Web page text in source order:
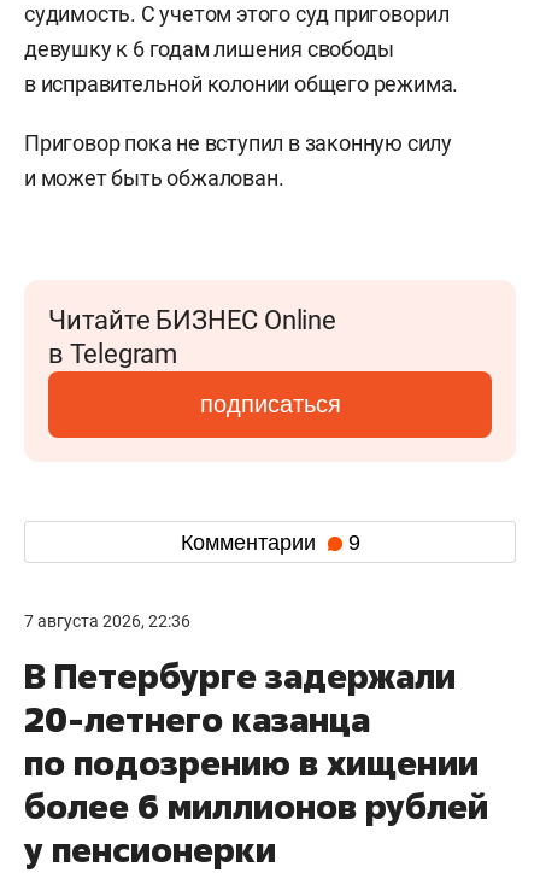
судимость. С учетом этого суд приговорил
девушку к 6 годам лишения свободы
в исправительной колонии общего режима.
Приговор пока не вступил в законную силу
и может быть обжалован.
Читайте БИЗНЕС Online
в Telegram
подписаться
Комментарии 9
7 августа 2026, 22:36
В Петербурге задержали
20-летнего казанца
по подозрению в хищении
более 6 миллионов рублей
у пенсионерки